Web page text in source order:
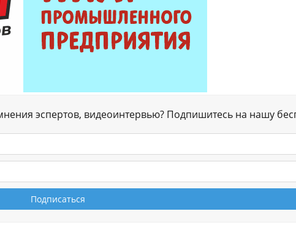
эспертов, видеоинтервью? Подпишитесь на нашу